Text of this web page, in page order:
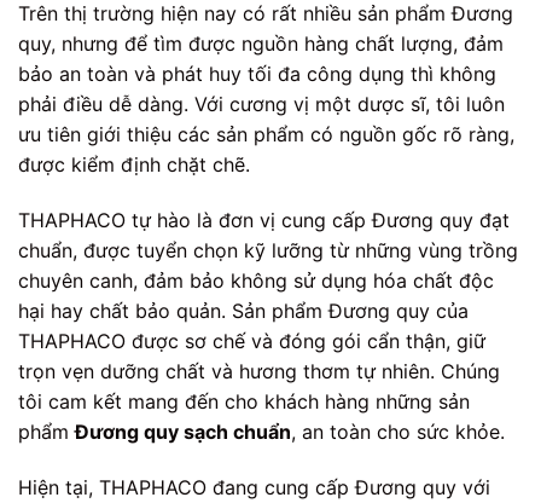
Trên thị trường hiện nay có rất nhiều sản phẩm Đương
quy, nhưng để tìm được nguồn hàng chất lượng, đảm
bảo an toàn và phát huy tối đa công dụng thì không
phải điều dễ dàng. Với cương vị một dược sĩ, tôi luôn
ưu tiên giới thiệu các sản phẩm có nguồn gốc rõ ràng,
được kiểm định chặt chẽ.
THAPHACO tự hào là đơn vị cung cấp Đương quy đạt
chuẩn, được tuyển chọn kỹ lưỡng từ những vùng trồng
chuyên canh, đảm bảo không sử dụng hóa chất độc
hại hay chất bảo quản. Sản phẩm Đương quy của
THAPHACO được sơ chế và đóng gói cẩn thận, giữ
trọn vẹn dưỡng chất và hương thơm tự nhiên. Chúng
tôi cam kết mang đến cho khách hàng những sản
phẩmĐương quy sạch chuẩn, an toàn cho sức khỏe.
Hiện tại, THAPHACO đang cung cấp Đương quy với